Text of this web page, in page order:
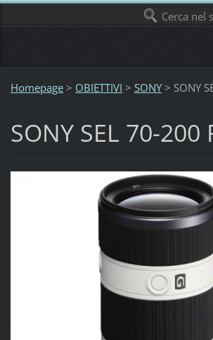
Homepage > OBIETTIVI > SONY > SONY
SONY SEL 70-200
Cerca nel